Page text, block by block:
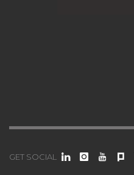
GET SOCIAL